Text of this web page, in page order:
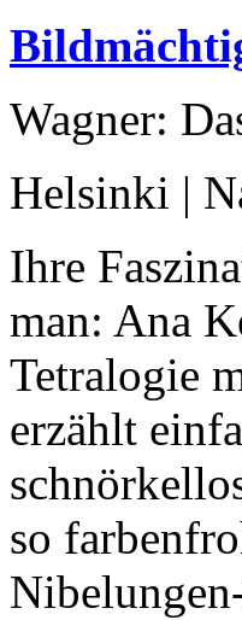
Wagner:
Helsinki |
Ihre
man: Ana
Tetralogie
erzählt
so